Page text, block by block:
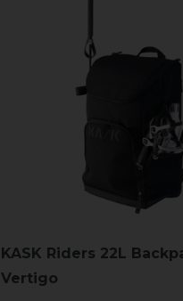
KASK Riders 22L
Vertigo